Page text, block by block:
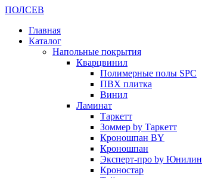
ПОЛСЕВ
Главная
Каталог
Напольные покрытия
Кварцвинил
Полимерные полы SPC
ПВХ плитка
Винил
Ламинат
Таркетт
Зоммер by Таркетт
Кроношпан BY
Кроношпан
Эксперт-про by Юнилин
Кроностар